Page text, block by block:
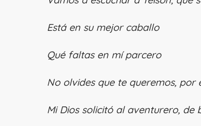
Está en su mejor caballo
Qué faltas en mí parcero
No olvides que te queremos, por
Mi Dios solicitó al aventurero,